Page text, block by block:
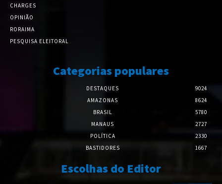
CHARGES
OPINIÃO
RORAIMA
PESQUISA ELEITORAL
Categorias populares
DESTAQUES
9024
AMAZONAS
8624
BRASIL
5780
MANAUS
2727
POLÍTICA
2330
BASTIDORES
1667
Escolhas do Editor